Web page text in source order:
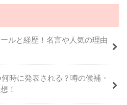
ルと経歴！名言や人気の理由
時に発表される？噂の候補・
！